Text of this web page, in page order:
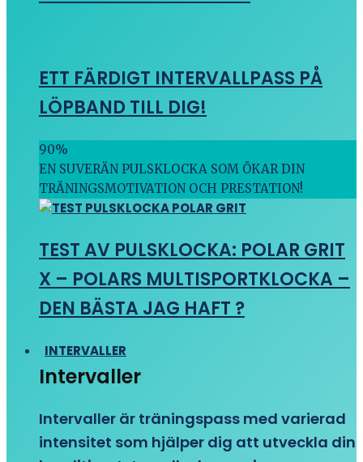
ETT FÄRDIGT INTERVALLPASS PÅ
LÖPBAND TILL DIG!
90%
EN SUVERÄN PULSKLOCKA SOM ÖKAR DIN
TRÄNINGSMOTIVATION OCH PRESTATION!
TEST AV PULSKLOCKA: POLAR GRIT
X – POLARS MULTISPORTKLOCKA –
DEN BÄSTA JAG HAFT ?
INTERVALLER
Intervaller
Intervaller är träningspass med varierad
intensitet som hjälper dig att utveckla din